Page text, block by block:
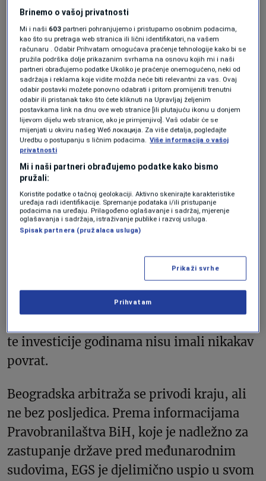
Pixabay
Dvostruka arbitraža —
jedna činjenica
U oba postupka, EGS je tražio gotovo
identičnu stvar: naknadu za neisporučenu
sredstava, te kamate za korištenje te
investicije. Iako su predmeti vođeni
odvojeno, temelje se na istoj činjenici – da
te investicije godinama nisu imali nikakav
povrat.
Beogradska arbitraža se privodi kraju, ali
ne bez posljedica. Prema informacijama
Pravobranilaštva BiH, koje je nadležno za
zastupanje države pred međunarodnim
sudovima, EGS je djelimično uspio u svom
Brinemo o vašoj privatnosti
Mi i naši 603 partneri pohranjujemo i pristupamo osobnim podacima,
kao što su pretraga web stranica ili lični identifikatori, na vašem
računaru . Odabir Prihvatam omogućava praćenje tehnologije kako bi se
pružila podrška dolje prikazanim svrhama na osnovu kojih mi i naši
partneri obrađujemo podatke Ukoliko je praćenje onemogućeno, neki od
sadržaja i reklama koje vidite možda neće biti relevantni za vas. Ovaj
odabir postavki možete ponovno odabrati i pritom promijeniti trenutni
odabir ili pristanak tako što ćete kliknuti na Upravljaj željenim
postavkama link na dnu ove web stranice [ili plutajuću ikonu u donjem
lijevom dijelu web stranice, ako je primjenjivo]. Vaš odabir će se
mijenjati u okviru našeg Wеб локација. Za više detalja, pogledajte
Uredbu o postupanju s ličnim podacima. Više informacija o vašoj
privatnosti
Mi i naši partneri obrađujemo podatke kako bismo
pružali:
Koristite podatke o tačnoj geolokaciji. Aktivno skenirajte karakteristike
uređaja radi identifikacije. Spremanje podataka i/ili pristupanje
podacima na uređaju. Prilagođeno oglašavanje i sadržaj, mjerenje
oglašavanja i sadržaja, istraživanje publike i razvoj usluga.
Spisak partnera (pružalaca usluga)
Prikaži svrhe
Prihvatam